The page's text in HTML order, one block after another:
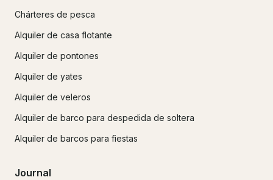
Chárteres de pesca
Alquiler de casa flotante
Alquiler de pontones
Alquiler de yates
Alquiler de veleros
Alquiler de barco para despedida de soltera
Alquiler de barcos para fiestas
Journal